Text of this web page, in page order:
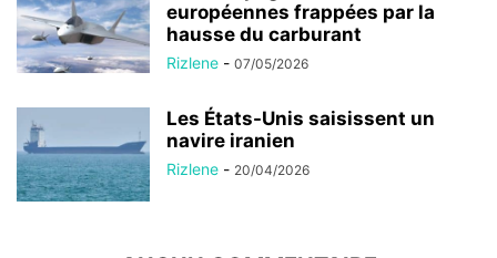
européennes frappées par la
hausse du carburant
Rizlene - 07/05/2026
Les États-Unis saisissent un
navire iranien
Rizlene - 20/04/2026